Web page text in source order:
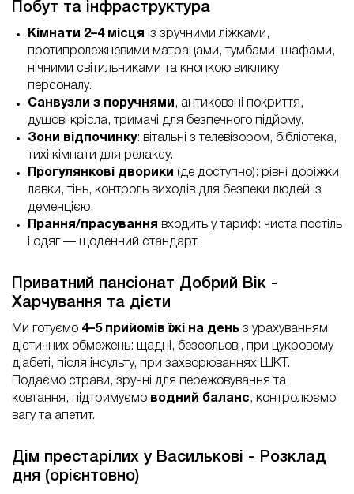
Побут та інфраструктура
Кімнати 2–4 місця
із зручними ліжками,
протипролежневими матрацами, тумбами, шафами,
нічними світильниками та кнопкою виклику
персоналу.
Санвузли з поручнями , антиковзні покриття,
душові крісла, тримачі для безпечного підйому.
Зони відпочинку: вітальні з телевізором, бібліотека,
тихі кімнати для релаксу.
Прогулянкові дворики (де доступно): рівні доріжки,
лавки, тінь, контроль виходів для безпеки людей із
деменцією.
Прання/прасування
входить у тариф: чиста постіль
і одяг — щоденний стандарт.
Приватний пансіонат Добрий Вік -
Харчування та дієти
Ми готуємо 4–5 прийомів їжі на день з урахуванням
дієтичних обмежень: щадні, безсольові, при цукровому
діабеті, після інсульту, при захворюваннях ШКТ.
Подаємо страви, зручні для пережовування та
ковтання, підтримуємо водний баланс, контролюємо
вагу та апетит.
Дім престарілих у Василькові - Розклад
дня (орієнтовно)